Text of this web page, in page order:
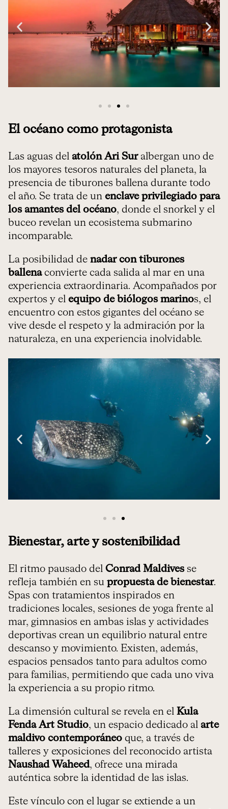
El océano como protagonista
Las aguas del atolón Ari Suralbergan uno de
los mayores tesoros naturales del planeta, la
presencia de tiburones ballena durante todo
el año. Se trata de un enclave privilegiado para
los amantes del océano, donde el snorkel y el
buceo revelan un ecosistema submarino
incomparable.
La posibilidad de nadar con tiburones
ballenaconvierte cada salida al mar en una
experiencia extraordinaria. Acompañados por
expertos y el equipo de biólogos marinos, el
encuentro con estos gigantes del océano se
vive desde el respeto y la admiración por la
naturaleza, en una experiencia inolvidable.
Bienestar, arte y sostenibilidad
El ritmo pausado del Conrad Maldivesse
refleja también en su propuesta de bienestar.
Spas con tratamientos inspirados en
tradiciones locales, sesiones de yoga frente al
mar, gimnasios en ambas islas y actividades
deportivas crean un equilibrio natural entre
descanso y movimiento. Existen, además,
espacios pensados tanto para adultos como
para familias, permitiendo que cada uno viva
la experiencia a su propio ritmo.
La dimensión cultural se revela en el Kula
Fenda Art Studio, un espacio dedicado al arte
maldivo contemporáneo que, a través de
talleres y exposiciones del reconocido artista
Naushad Waheed, ofrece una mirada
auténtica sobre la identidad de las islas.
Este vínculo con el lugar se extiende a un